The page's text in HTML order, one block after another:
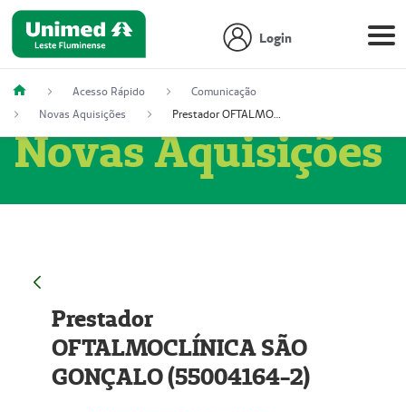
Login
Acesso Rápido
Comunicação
Novas Aquisições
Prestador OFTALMOCLÍNICA SÃO GONÇALO (55004164-2)
Novas Aquisições
Prestador
OFTALMOCLÍNICA SÃO
GONÇALO (55004164-2)